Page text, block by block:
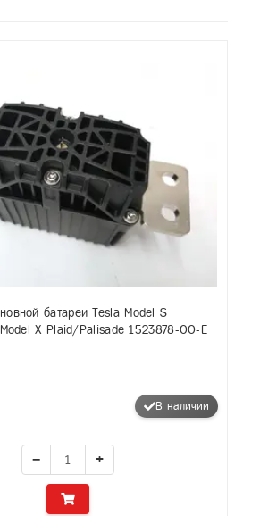
батареи Tesla Model S
X Plaid/Palisade 1523878-00-E
В наличии
− +